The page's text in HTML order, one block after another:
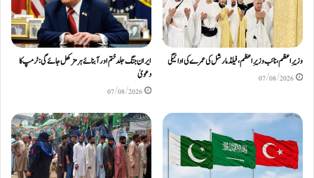
وزیرِاعظم، نائب وزیرِ اعظم، فیلڈ مارشل کی عمرے کی ادائیگی
07/08/2026
ایران جنگ جلد ختم اور آبنائے ہرمز کھل جائے گی: ٹرمپ کا
دعویٰ
07/08/2026